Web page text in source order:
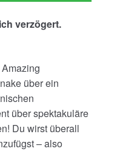
verzögert.
über ein
über spektakuläre
Du wirst überall
– also